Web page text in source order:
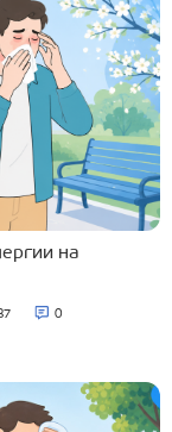
на
0